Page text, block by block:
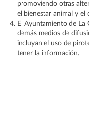
promoviendo otras
el bienestar animal y el
El Ayuntamiento de La
demás medios de
incluyan el uso de
tener la información.